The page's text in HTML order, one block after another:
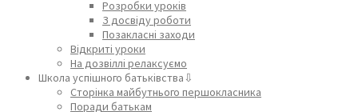
Розробки уроків
З досвіду роботи
Позакласні заходи
Відкриті уроки
На дозвіллі релаксуємо
Школа успішного батьківства⇩
Сторінка майбутнього першокласника
Поради батькам